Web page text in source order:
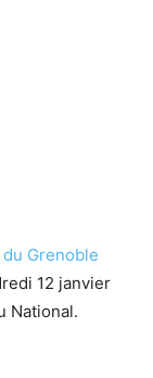
Grenoble
12 janvier
National.